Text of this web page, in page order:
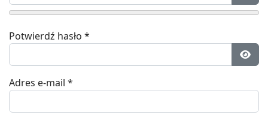
Potwierdź hasło *
Adres e-mail *